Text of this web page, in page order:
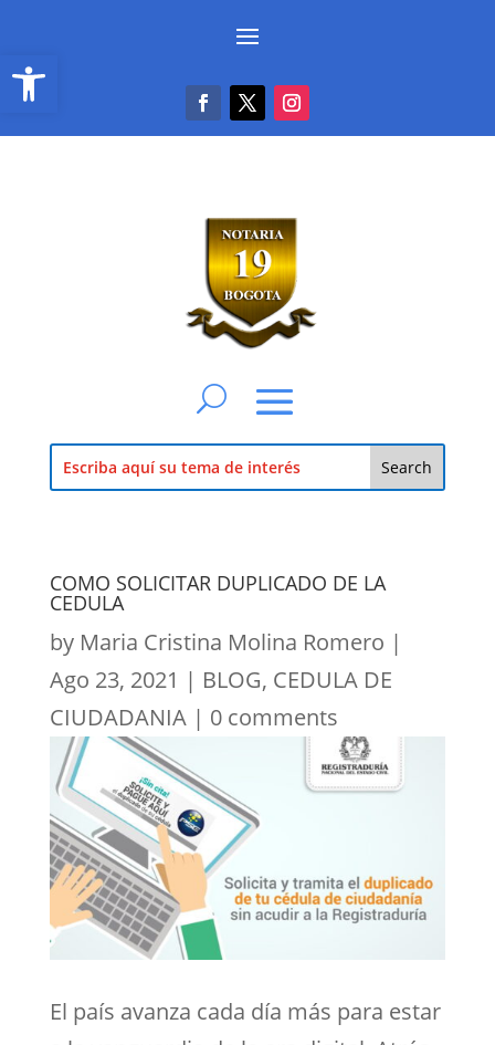
Abrir barra de herramientas
COMO SOLICITAR DUPLICADO DE LA
CEDULA
by Maria Cristina Molina Romero |
Ago 23, 2021 | BLOG, CEDULA DE
CIUDADANIA| 0 comments
El país avanza cada día más para estar